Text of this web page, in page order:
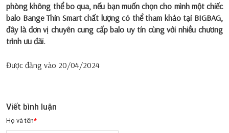
phòng không thể bo qua, nếu bạn muốn chọn cho mình một chiếc
balo Bange Thin Smart chất lượng có thể tham khảo tại BIGBAG,
đây là đơn vị chuyên cung cấp balo uy tín cùng với nhiều chương
trình ưu đãi.
Được đăng vào 20/04/2024
Viết bình luận
Họ và tên*